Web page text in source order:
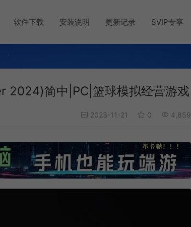
软件下载 安装说明 更新记录 SVIP专享
2024)简中|PC|篮球模拟经营游戏
2023-11-21 0 4,859